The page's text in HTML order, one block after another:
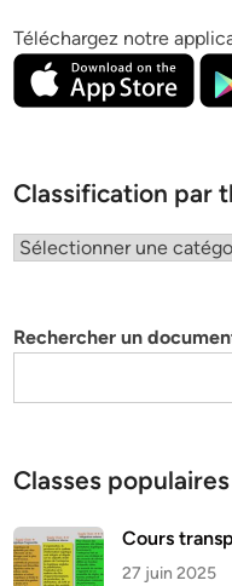
Téléchargez notre
Classification par
Classification
Rechercher un
Classes populaires
Cours
27 juin 2025